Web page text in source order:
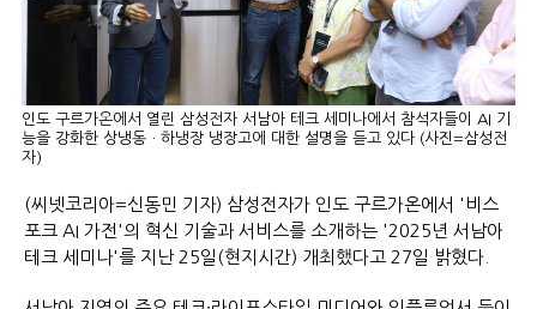
인도 구르가온에서 열린 삼성전자 서남아 테크 세미나에서 참석자들이 AI 기
능을 강화한 상냉동ㆍ하냉장 냉장고에 대한 설명을 듣고 있다 (사진=삼성전
자)
(씨넷코리아=신동민 기자) 삼성전자가 인도 구르가온에서 '비스
포크 AI 가전'의 혁신 기술과 서비스를 소개하는 '2025년 서남아
테크 세미나'를 지난 25일(현지시간) 개최했다고 27일 밝혔다.